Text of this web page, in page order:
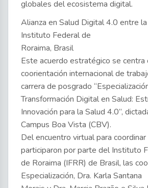
globales del ecosistema digital.
Alianza en Salud Digital 4.0 entre
Instituto Federal de
Roraima, Brasil
Este acuerdo estratégico se centra
coorientación internacional de
carrera de posgrado
Transformación Digital en Salud:
Innovación para la Salud 4.0”,
Campus Boa Vista (CBV).
Del encuentro virtual para
participaron por parte del Instituto
de Roraima (IFRR) de Brasil, las
Especialización, Dra. Karla Santana